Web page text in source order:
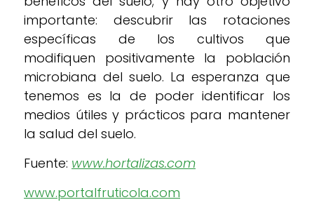
importante: descubrir las rotaciones
específicas de los cultivos que
modifiquen positivamente la población
microbiana del suelo. La esperanza que
tenemos es la de poder identificar los
medios útiles y prácticos para mantener
la salud del suelo.
Fuente: www.hortalizas.com
www.portalfruticola.com